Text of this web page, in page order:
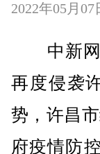
2022年05月07
中新网
再度侵袭
势，许昌
府疫情防